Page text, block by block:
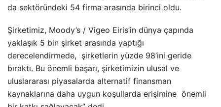
da sektöründeki 54 firma arasında birinci oldu.
Şirketimiz, Moody’s / Vigeo Eiris’in dünya çapında
yaklaşık 5 bin şirket arasında yaptığı
derecelendirmede, şirketlerin yüzde 98’ini geride
bıraktı. Bu önemli başarı, şirketimizin ulusal ve
uluslararası piyasalarda alternatif finansman
kaynaklarına daha uygun koşullarda erişimine önemli